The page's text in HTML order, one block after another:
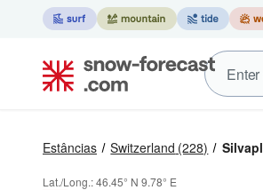
Estâncias Switzerland (228)
Lat./Long.:46.45° N 9.78° E